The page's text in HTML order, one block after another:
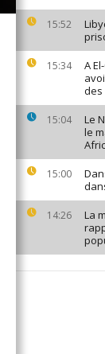
15:52
15:34
A
des
15:04
Le
le
15:00
14:26
La